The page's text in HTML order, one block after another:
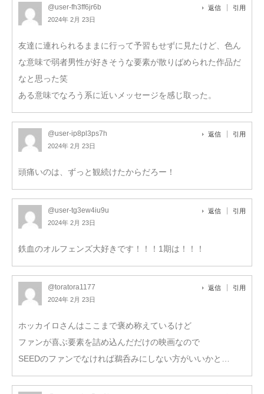
@user-fh3ff6jr6b
2024年 2月 23日
返信 引用
友達に連れられるままに行って予習もせずに見たけど、色ん
な意味で弱者男性が好きそうな要素が散りばめられた作品だ
なと思った笑
ある意味でなろう系に近いメッセージを感じ取った。
@user-ip8pl3ps7h
2024年 2月 23日
返信 引用
頭痛いのは、ずっと観続けたからだろー！
@user-tg3ew4iu9u
2024年 2月 23日
返信 引用
鉄血のオルフェンズ大好きです！！！1期は！！！
@toratora1177
2024年 2月 23日
返信 引用
ホッカイロさんはここまで褒め称えているけど
ファンが喜ぶ要素を詰め込んだだけの映画なので
SEEDのファンでなければ鵜呑みにしない方がいいかと…